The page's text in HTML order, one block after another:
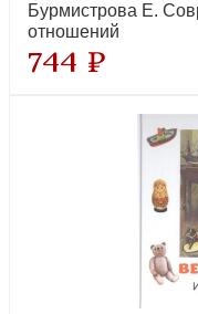
Бурмистрова Е.
отношений
744 ₽